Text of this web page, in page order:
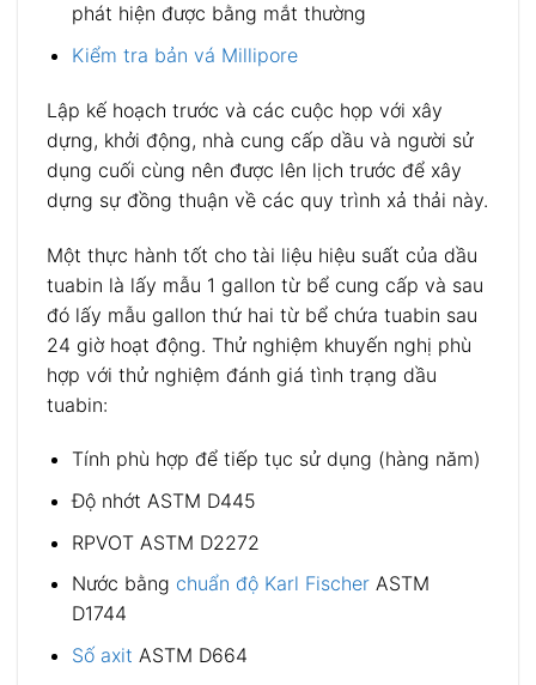
phát hiện được bằng mắt thường
Kiểm tra bản vá Millipore
Lập kế hoạch trước và các cuộc họp với xây
dựng, khởi động, nhà cung cấp dầu và người sử
dụng cuối cùng nên được lên lịch trước để xây
dựng sự đồng thuận về các quy trình xả thải này.
Một thực hành tốt cho tài liệu hiệu suất của dầu
tuabin là lấy mẫu 1 gallon từ bể cung cấp và sau
đó lấy mẫu gallon thứ hai từ bể chứa tuabin sau
24 giờ hoạt động. Thử nghiệm khuyến nghị phù
hợp với thử nghiệm đánh giá tình trạng dầu
tuabin:
Tính phù hợp để tiếp tục sử dụng (hàng năm)
Độ nhớt ASTM D445
RPVOT ASTM D2272
Nước bằng chuẩn độ Karl FischerASTM
D1744
Số axit ASTM D664